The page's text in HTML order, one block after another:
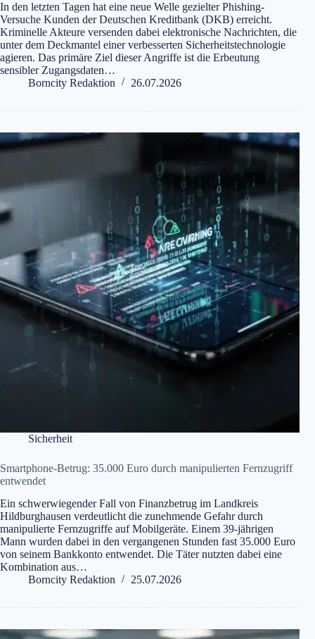
In den letzten Tagen hat eine neue Welle gezielter Phishing-
Versuche Kunden der Deutschen Kreditbank (DKB) erreicht.
Kriminelle Akteure versenden dabei elektronische Nachrichten, die
unter dem Deckmantel einer verbesserten Sicherheitstechnologie
agieren. Das primäre Ziel dieser Angriffe ist die Erbeutung
sensibler Zugangsdaten…
Borncity Redaktion
26.07.2026
Sicherheit
Smartphone-Betrug: 35.000 Euro durch manipulierten Fernzugriff
entwendet
Ein schwerwiegender Fall von Finanzbetrug im Landkreis
Hildburghausen verdeutlicht die zunehmende Gefahr durch
manipulierte Fernzugriffe auf Mobilgeräte. Einem 39-jährigen
Mann wurden dabei in den vergangenen Stunden fast 35.000 Euro
von seinem Bankkonto entwendet. Die Täter nutzten dabei eine
Kombination aus…
Borncity Redaktion
25.07.2026